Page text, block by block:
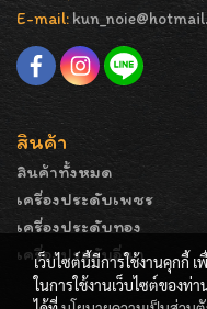
E-mail:
สินค้า
สินค้าทั้งหมด
เครื่องประดับเพชร
เครื่องประดับทอง
เครื่องประดับอื่นๆ
เว็บไซต์นี้มีการใช้งานคุกกี้
ในการใช้งานเว็บไซต์ของท่